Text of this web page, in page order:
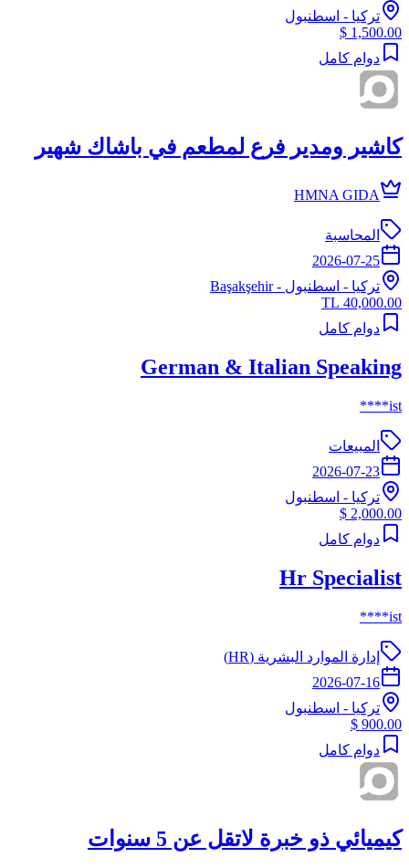
تركيا - اسطنبول
1,500.00 $
دوام كامل
كاشير ومدير فرع لمطعم في باشاك شهير
HMNA GIDA
المحاسبة
2026-07-25
تركيا - اسطنبول - Başakşehir
40,000.00 TL
دوام كامل
German & Italian Speaking
ist****
المبيعات
2026-07-23
تركيا - اسطنبول
2,000.00 $
دوام كامل
Hr Specialist
ist****
إدارة الموارد البشرية (HR)
2026-07-16
تركيا - اسطنبول
900.00 $
دوام كامل
كيميائي ذو خبرة لاتقل عن 5 سنوات